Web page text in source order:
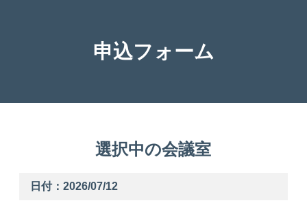
申込フォーム
選択中の会議室
日付：2026/07/12